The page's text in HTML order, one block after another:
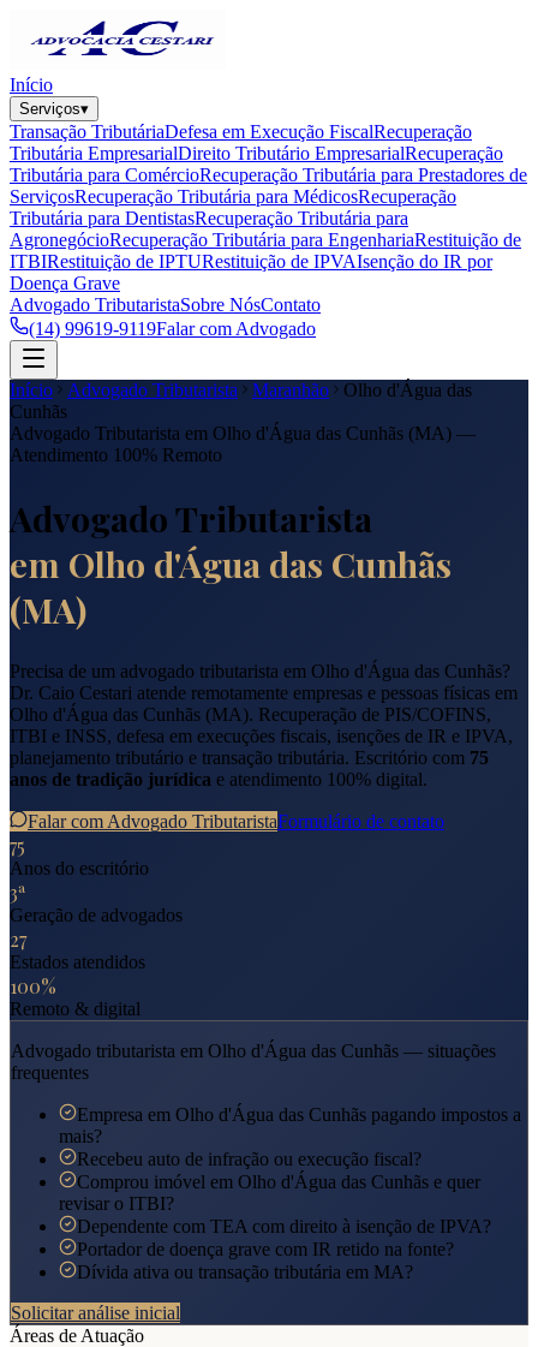
Início
Serviços▾
Transação TributáriaDefesa em Execução FiscalRecuperação
Tributária EmpresarialDireito Tributário EmpresarialRecuperação
Tributária para ComércioRecuperação Tributária para Prestadores de
ServiçosRecuperação Tributária para MédicosRecuperação
Tributária para DentistasRecuperação Tributária para
AgronegócioRecuperação Tributária para EngenhariaRestituição de
ITBIRestituição de IPTURestituição de IPVAIsenção do IR por
Doença Grave
Advogado TributaristaSobre NósContato
(14) 99619-9119Falar com Advogado
Início Advogado Tributarista Maranhão
Olho d'Água das
Cunhãs
Advogado Tributarista em Olho d'Água das Cunhãs (MA) —
Atendimento 100% Remoto
Advogado Tributarista
em Olho d'Água das Cunhãs
(MA)
Precisa de um advogado tributarista em Olho d'Água das Cunhãs?
Dr. Caio Cestari atende remotamente empresas e pessoas físicas em
Olho d'Água das Cunhãs (MA). Recuperação de PIS/COFINS,
ITBI e INSS, defesa em execuções fiscais, isenções de IR e IPVA,
planejamento tributário e transação tributária. Escritório com 75
anos de tradição jurídica e atendimento 100% digital.
Falar com Advogado TributaristaFormulário de contato
75
Anos do escritório
3ª
Geração de advogados
27
Estados atendidos
100%
Remoto & digital
Advogado tributarista em Olho d'Água das Cunhãs — situações
frequentes
Empresa em Olho d'Água das Cunhãs pagando impostos a
mais?
Recebeu auto de infração ou execução fiscal?
Comprou imóvel em Olho d'Água das Cunhãs e quer
revisar o ITBI?
Dependente com TEA com direito à isenção de IPVA?
Portador de doença grave com IR retido na fonte?
Dívida ativa ou transação tributária em MA?
Solicitar análise inicial
Áreas de Atuação